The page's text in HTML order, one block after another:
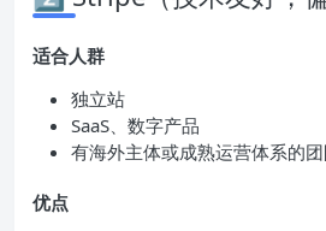
适合人群
独立站
SaaS、数字产品
有海外主体或成熟运营体系的团
优点